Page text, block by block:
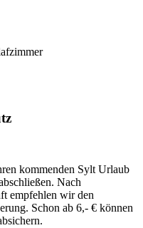
kommenden Sylt Urlaub
Nach
empfehlen wir den
Schon ab 6,- € können